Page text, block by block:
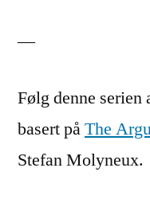
—
Følg denne
basert påThe
Stefan Molyneux.